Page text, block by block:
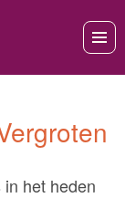
het heden